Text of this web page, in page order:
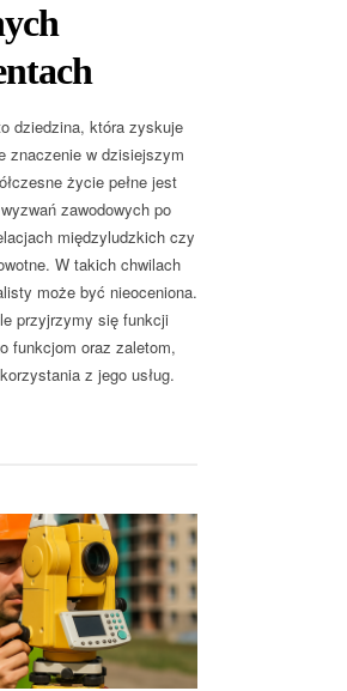
dziedzina, która zyskuje
znaczenie w dzisiejszym
życie pełne jest
zawodowych po
międzyludzkich czy
W takich chwilach
może być nieoceniona.
przyjrzymy się funkcji
funkcjom oraz zaletom,
z jego usług.